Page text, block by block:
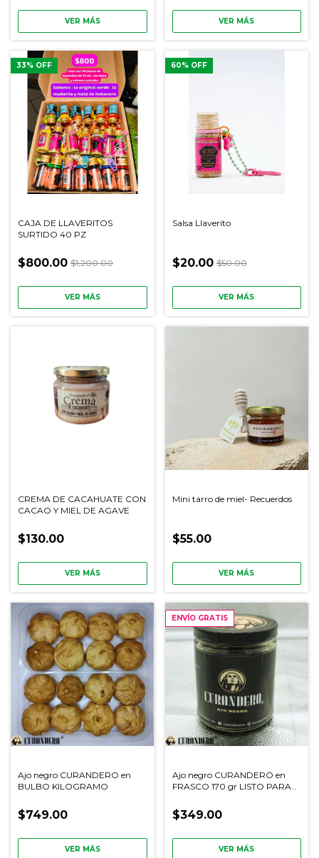
VER MÁS VER MÁS
33% OFF
CAJA DE LLAVERITOS
SURTIDO 40 PZ
$800.00 $1,200.00
VER MÁS
60% OFF
Salsa Llaverito
$20.00 $50.00
VER MÁS
CREMA DE CACAHUATE CON
CACAO Y MIEL DE AGAVE
$130.00
VER MÁS
Mini tarro de miel- Recuerdos
$55.00
VER MÁS
Ajo negro CURANDERO en
BULBO KILOGRAMO
$749.00
VER MÁS
ENVÍO GRATIS
Ajo negro CURANDERO en
FRASCO 170 gr LISTO PARA
$349.00
VER MÁS